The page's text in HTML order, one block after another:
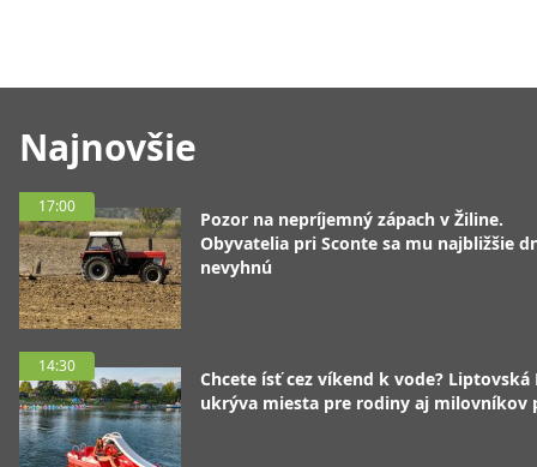
Najnovšie
17:00
Pozor na nepríjemný zápach v Žiline.
Obyvatelia pri Sconte sa mu najbližšie
nevyhnú
14:30
Chcete ísť cez víkend k vode? Liptovská
ukrýva miesta pre rodiny aj milovníkov